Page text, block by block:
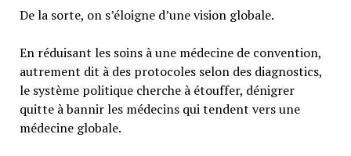
De la sorte, on s’éloigne d’une vision globale.
En réduisant les soins à une médecine de convention,
autrement dit à des protocoles selon des diagnostics,
le système politique cherche à étouffer, dénigrer
quitte à bannir les médecins qui tendent vers une
médecine globale.